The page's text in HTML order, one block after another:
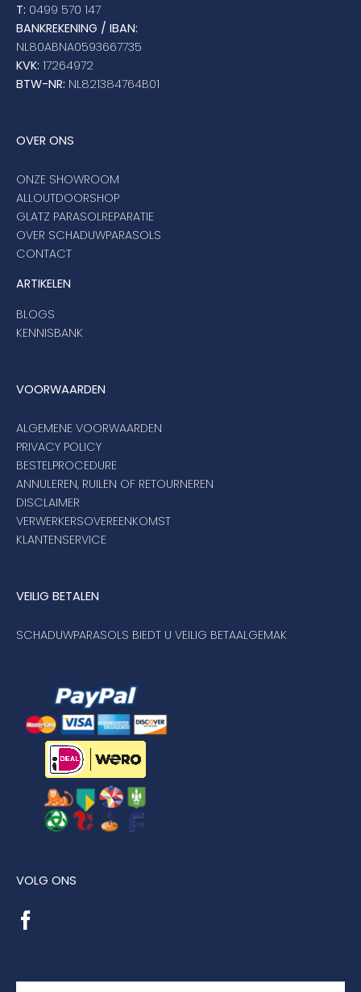
T: 0499 570 147
BANKREKENING / IBAN:
NL80ABNA0593667735
KVK: 17264972
BTW-NR: NL821384764B01
OVER ONS
ONZE SHOWROOM
ALLOUTDOORSHOP
GLATZ PARASOLREPARATIE
OVER SCHADUWPARASOLS
CONTACT
ARTIKELEN
BLOGS
KENNISBANK
VOORWAARDEN
ALGEMENE VOORWAARDEN
PRIVACY POLICY
BESTELPROCEDURE
ANNULEREN, RUILEN OF RETOURNEREN
DISCLAIMER
VERWERKERSOVEREENKOMST
KLANTENSERVICE
VEILIG BETALEN
SCHADUWPARASOLS BIEDT U VEILIG BETAALGEMAK
VOLG ONS